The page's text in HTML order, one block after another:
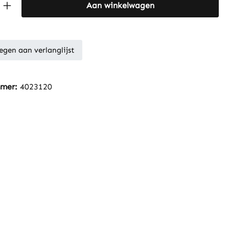
Aan winkelwagen
aan verlanglijst
4023120